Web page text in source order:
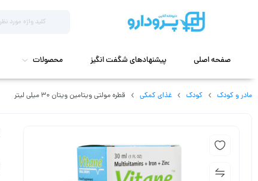
صفحه اصلی پیشنهادهای شگفت انگیز محصولات
مادر و کودک کودک غذای کمکی قطره مولتی ویتامین ویتان ۳۰ میلی لیتر